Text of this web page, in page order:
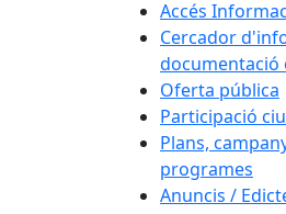
Accés
Cercador
documentació
Oferta pública
Participació
Plans,
programes
Anuncis /